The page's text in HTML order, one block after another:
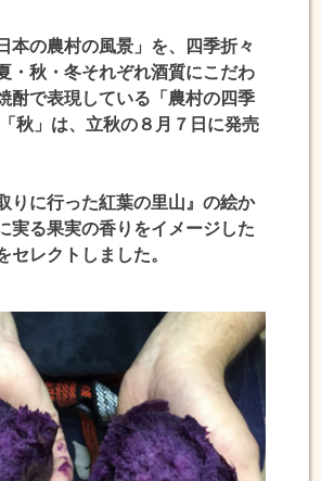
本の農村の風景」を、四季折々
・秋・冬それぞれ酒質にこだわ
酎で表現している「農村の四季
秋」は、立秋の８月７日に発売
りに行った紅葉の里山』の絵か
実る果実の香りをイメージした
セレクトしました。